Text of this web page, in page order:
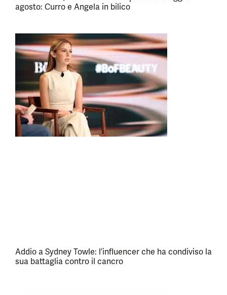
agosto: Curro e Angela in bilico
Addio a Sydney Towle: l’influencer che ha condiviso la
sua battaglia contro il cancro